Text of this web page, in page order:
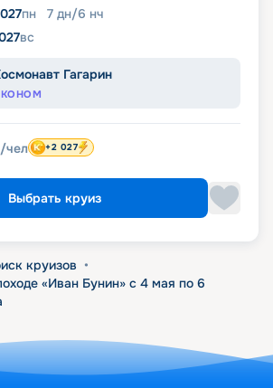
пн 7 дн/6 нч
вс
Гагарин
/чел +2 027
Выбрать круиз
круизов •
«Иван Бунин» с 4 мая по 6